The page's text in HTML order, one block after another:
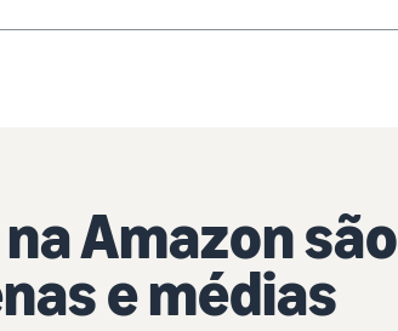
Amazon são
e médias